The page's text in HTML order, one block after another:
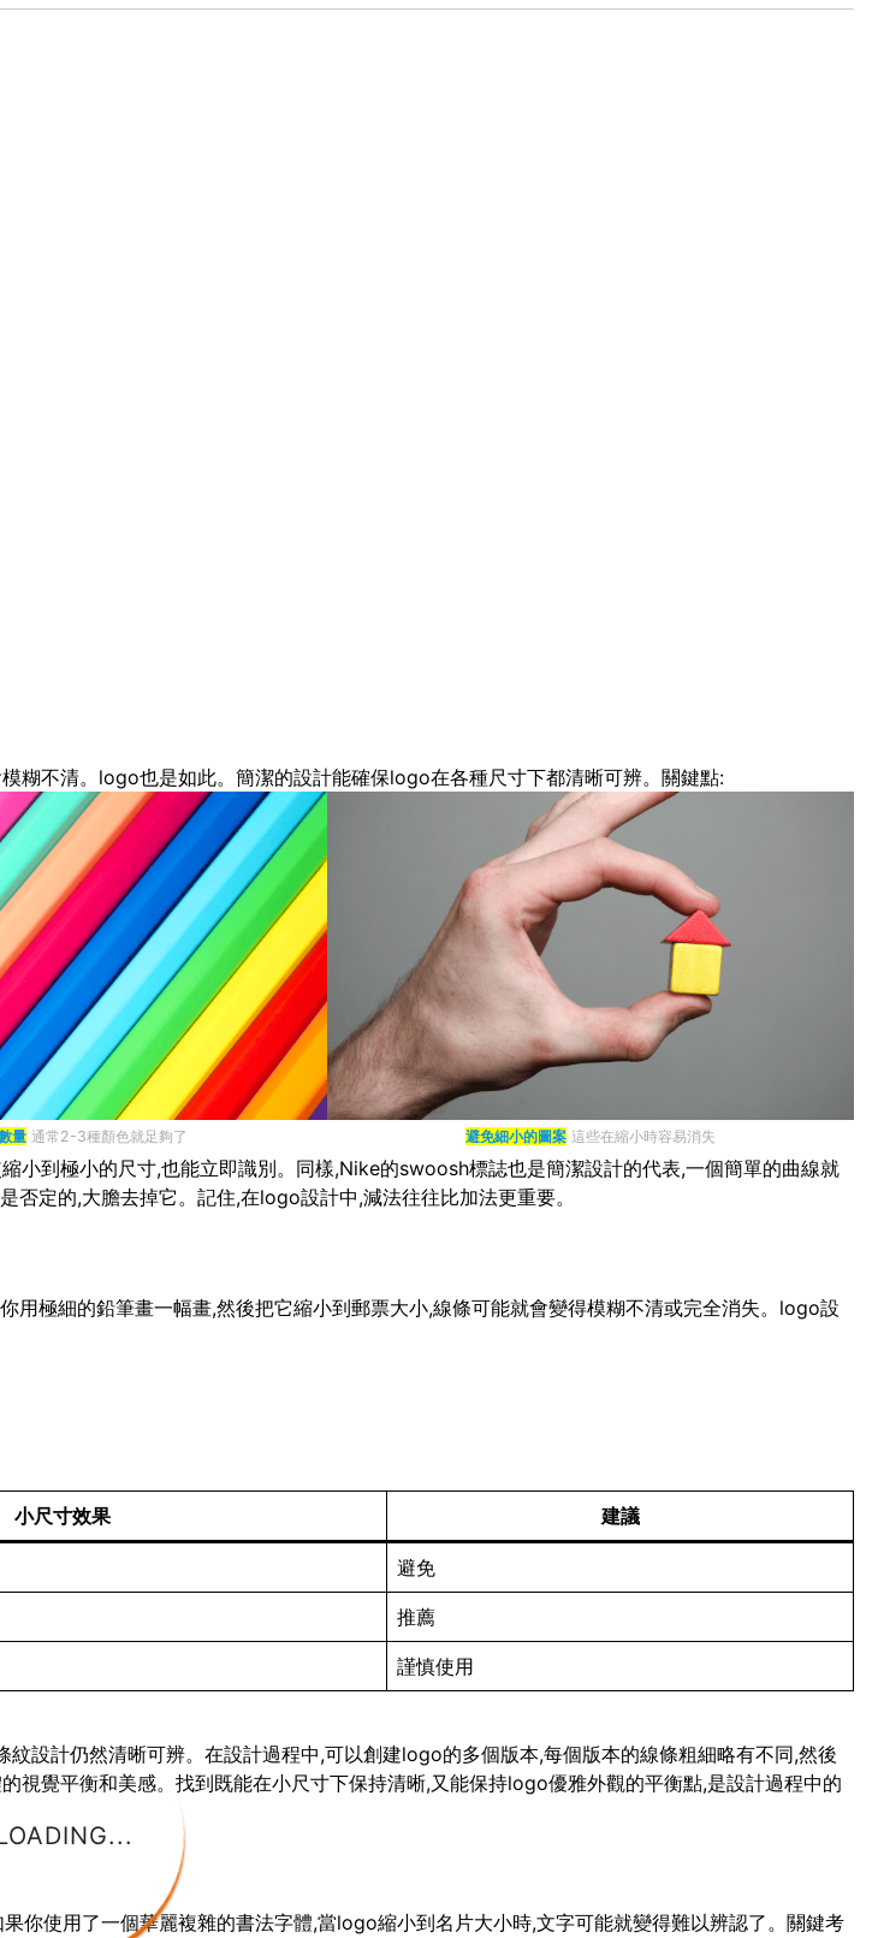
糊不清。logo也是如此。簡潔的設計能確保logo在各種尺寸下都清晰可辨。關鍵點:
量 通常2-3種顏色就足夠了 避免細小的圖案 這些在縮小時容易消失
小到極小的尺寸,也能立即識別。同樣,Nike的swoosh標誌也是簡潔設計的代表,一個簡單的曲線就
否定的,大膽去掉它。記住,在logo設計中,減法往往比加法更重要。
極細的鉛筆畫一幅畫,然後把它縮小到郵票大小,線條可能就會變得模糊不清或完全消失。logo設
小尺寸效果 建議
避免
推薦
謹慎使用
設計仍然清晰可辨。在設計過程中,可以創建logo的多個版本,每個版本的線條粗細略有不同,然後
覺平衡和美感。找到既能在小尺寸下保持清晰,又能保持logo優雅外觀的平衡點,是設計過程中的
使用了一個華麗複雜的書法字體,當logo縮小到名片大小時,文字可能就變得難以辨認了。關鍵考